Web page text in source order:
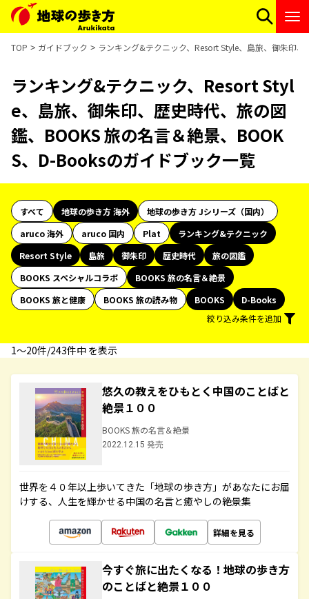
TOP ガイドブック ランキング&テクニック、Resort Style、島旅、御朱印
ランキング&テクニック、Resort Styl
e、島旅、御朱印、歴史時代、旅の図
鑑、BOOKS 旅の名言＆絶景、BOOK
S、D-Booksのガイドブック一覧
すべて 地球の歩き方 海外
地球の歩き方 Jシリーズ（国内）
aruco 海外
aruco 国内 Plat
ランキング&テクニック
Resort Style
島旅 御朱印 歴史時代
旅の図鑑
BOOKS スペシャルコラボ
BOOKS 旅の名言＆絶景
BOOKS 旅と健康
BOOKS 旅の読み物 BOOKS
D-Books
絞り込み条件を追加
1〜20件/243件中 を表示
悠久の教えをひもとく中国のことばと
絶景１００
BOOKS 旅の名言＆絶景
2022.12.15 発売
世界を４０年以上歩いてきた「地球の歩き方」があなたにお届
けする、人生を輝かせる中国の名言と癒やしの絶景集
詳細を見る
今すぐ旅に出たくなる！地球の歩き方
のことばと絶景１００